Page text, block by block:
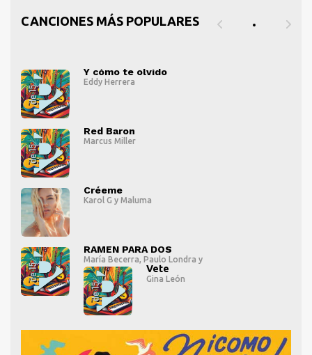
CANCIONES MÁS POPULARES
Y cómo te olvido
Eddy Herrera
Red Baron
Marcus Miller
Créeme
Karol G y Maluma
RAMEN PARA DOS
María Becerra, Paulo Londra y
Vete
Gina León